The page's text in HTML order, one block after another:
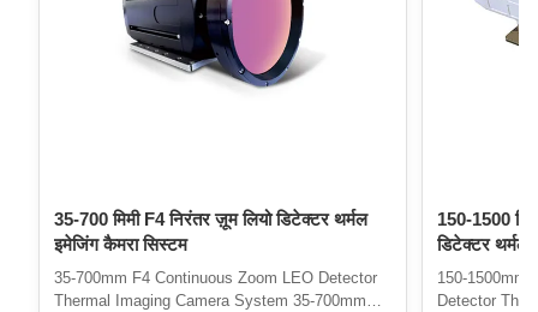
35-700 मिमी F4 निरंतर ज़ूम लियो डिटेक्टर थर्मल
इमेजिंग कैमरा सिस्टम
35-700mm F4 Continuous Zoom LEO Detector
Thermal Imaging Camera System 35-700mm
150-1500
डिटेक्टर थर्मल
150-1500mm
Detector